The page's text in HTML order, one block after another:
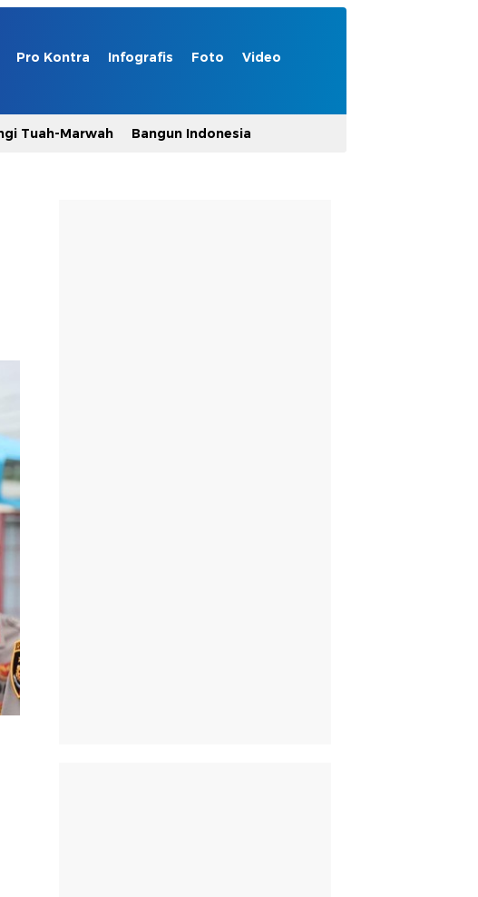
Pro Kontra Infografis Foto Video
Tuah-Marwah Bangun Indonesia